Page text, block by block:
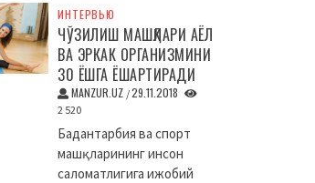
ИНТЕРВЬЮ
ЧЎЗИЛИШ МАШҚЛАРИ АЁЛ
ВА ЭРКАК ОРГАНИЗМИНИ
30 ЁШГА ЁШАРТИРАДИ
MANZUR.UZ /29.11.2018
2 520
Бадантарбия ва спорт
машқларининг инсон
саломатлигига ижобий